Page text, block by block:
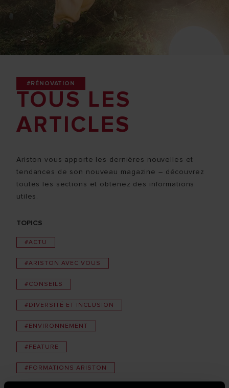
#RÉNOVATION
TOUS LES
ARTICLES
Ariston vous apporte les dernières nouvelles et
tendances de son nouveau magazine – découvrez
toutes les sections et obtenez des informations
utiles.
TOPICS
#ACTU
#ARISTON AVEC VOUS
#CONSEILS
#DIVERSITÉ ET INCLUSION
#ENVIRONNEMENT
#FEATURE
#FORMATIONS ARISTON